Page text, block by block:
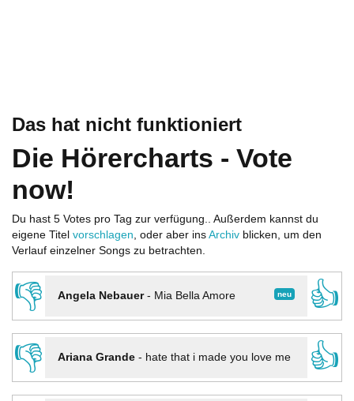
Das hat nicht funktioniert
Die Hörercharts - Vote
now!
Du hast 5 Votes pro Tag zur verfügung.. Außerdem kannst du
eigene Titel vorschlagen, oder aber ins Archiv blicken, um den
Verlauf einzelner Songs zu betrachten.
👎 neu
Angela Nebauer- Mia Bella Amore
👍
👎
Ariana Grande- hate that i made you love me
👍